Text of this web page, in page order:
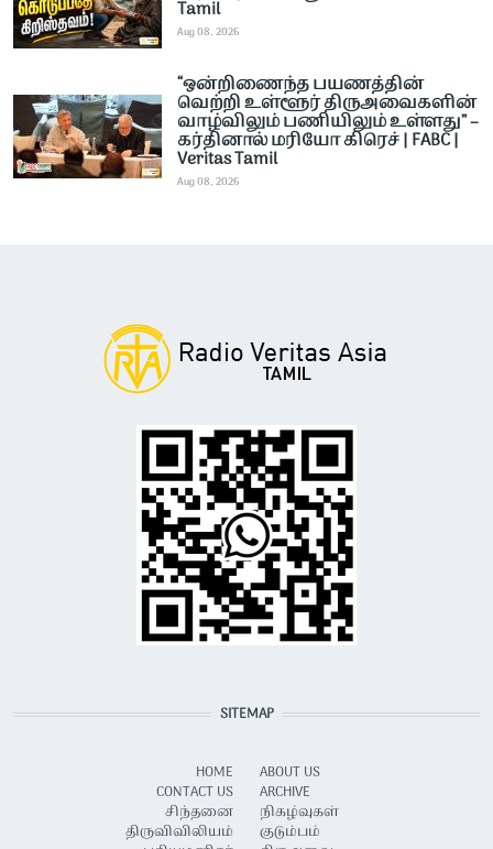
Tamil
Aug 08, 2026
“ஒன்றிணைந்த பயணத்தின்
வெற்றி உள்ளூர் திருஅவைகளின்
வாழ்விலும் பணியிலும் உள்ளது” –
கர்தினால் மரியோ கிரெச் | FABC |
Veritas Tamil
Aug 08, 2026
SITEMAP
HOME
CONTACT US
சிந்தனை
திருவிவிலியம்
ABOUT US
ARCHIVE
நிகழ்வுகள்
குடும்பம்